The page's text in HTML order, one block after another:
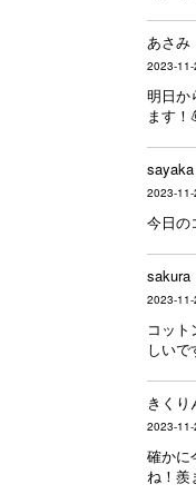
あさみ
2023-
明日か
ます！
sayaka
2023-
今日の
sakura
2023-
コッ
しいで
きくり
2023-
確かに
ね！羨